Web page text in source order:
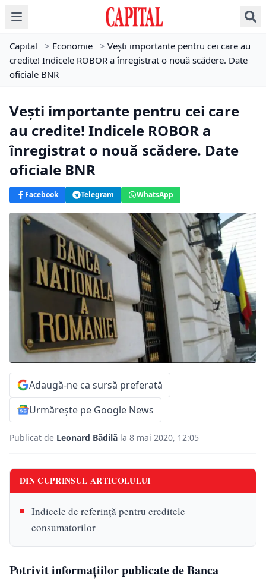
Capital > Economie > Vești importante pentru cei care au
credite! Indicele ROBOR a înregistrat o nouă scădere. Date
oficiale BNR
Vești importante pentru cei care
au credite! Indicele ROBOR a
înregistrat o nouă scădere. Date
oficiale BNR
Facebook Telegram WhatsApp
Adaugă-ne ca sursă preferată
Urmărește pe Google News
Publicat de Leonard Bădilă la 8 mai 2020, 12:05
DIN CUPRINSUL ARTICOLULUI
Indicele de referinţă pentru creditele
consumatorilor
Potrivit informaţiilor publicate de Banca